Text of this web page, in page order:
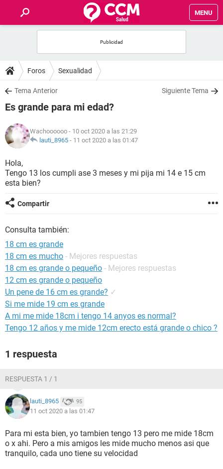
MENU
FOROS
SALUD
FAMILIA
NUTRICIÓN
BIENESTAR
Foros Sexualidad
Tema Anterior Siguiente Tema
Es grande para mi edad?
Wachoooooo - 10 oct 2020 a las 21:29
lauti_8965 - 11 oct 2020 a las 01:47
Hola,
Tengo 13 los cumpli ase 3 meses y mi pija mi 14 e 15 cm
esta bien?
Compartir
Consulta también:
18 cm es grande
18 cm es mucho - Mejores respuestas
18 cm es grande o pequeño - Mejores respuestas
12 cm es grande o pequeño
Un pene de 16 cm es grande? ✓
Si me mide 19 cm es grande
A mi me mide 18cm i tengo 14 anyos es normal?
Tengo 12 años y me mide 12cm erecto está grande o chico ?
1 respuesta
RESPUESTA 1 / 1
lauti_8965 95
11 oct 2020 a las 01:47
Para mi esta bien, yo tambien tengo 13 pero me mide 18cm
o x ahi. Pero a mis amigos les mide mucho menos asi que
tranquilo, cada uno tiene su velocidad